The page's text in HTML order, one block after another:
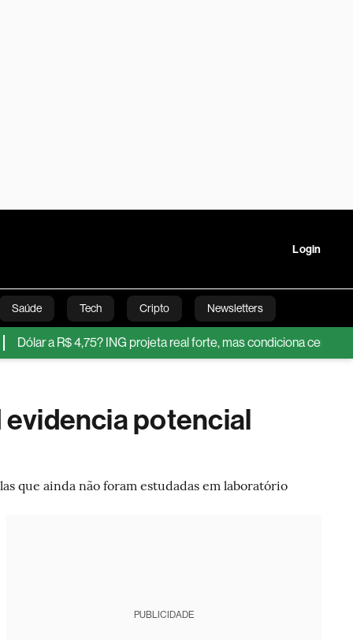
Login
Saúde Tech Cripto Newsletters
Startups Linha Executiva Opinião Vídeos
R$ 4,75? ING projeta real forte, mas condiciona cenário ao Fed e
evidencia potencial
que ainda não foram estudadas em laboratório
PUBLICIDADE